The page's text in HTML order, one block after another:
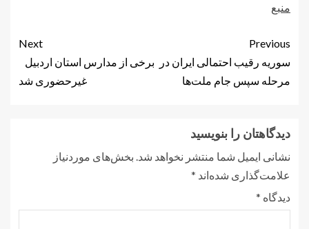
منبع
Previous
سوریه رقیب احتمالی ایران در
مرحله سپس جام ملت‌ها
Next
برخی از مدارس استان اردبیل
غیرحضوری شد
دیدگاهتان را بنویسید
نشانی ایمیل شما منتشر نخواهد شد. بخش‌های موردنیاز
علامت‌گذاری شده‌اند *
دیدگاه *